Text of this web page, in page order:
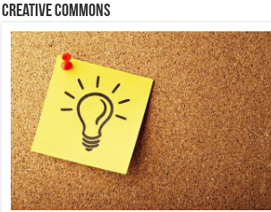
Creative Commons